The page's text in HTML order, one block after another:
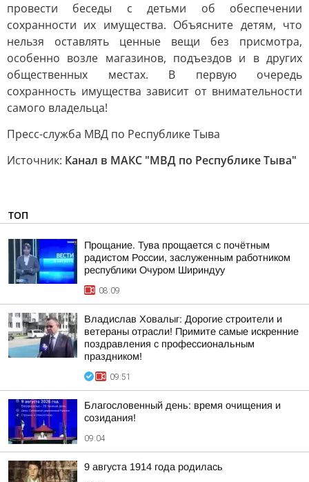
провести беседы с детьми об обеспечении
сохранности их имущества. Объясните детям, что
нельзя оставлять ценные вещи без присмотра,
особенно возле магазинов, подъездов и в других
общественных местах. В первую очередь
сохранность имущества зависит от внимательности
самого владельца!
Пресс-служба МВД по Республике Тыва
Источник: Канал в МАКС "МВД по Республике Тыва"
ТОП
Прощание. Тува прощается с почётным
радистом России, заслуженным работником
республики Очуром Шириндуу
08:09
Владислав Ховалыг: Дорогие строители и
ветераны отрасли! Примите самые искренние
поздравления с профессиональным
праздником!
09:51
Благословенный день: время очищения и
созидания!
09:04
9 августа 1914 года родилась